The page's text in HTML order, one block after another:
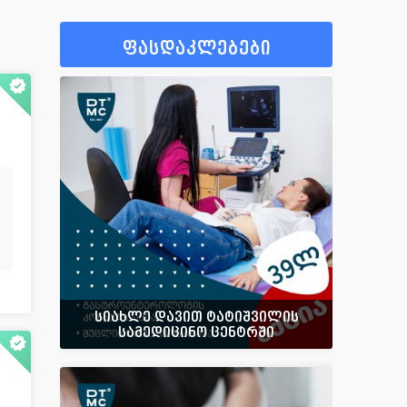
ფსიქოლოგი
ფტიზიატრი
ქირურგი
ციტოლოგი
ჰემატოლოგი
ჰომეოპათი 14
სხვადასხვა 42
ფასდაკლებები
სიახლე დავით ტატიშვილის
სამედიცინო ცენტრში